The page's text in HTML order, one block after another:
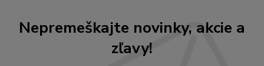
Nepremeškajte novinky, akcie a
zľavy!